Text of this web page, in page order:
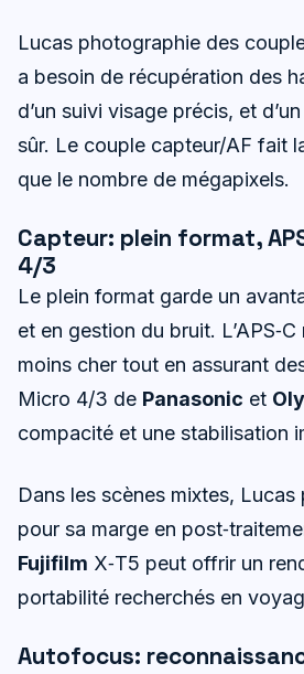
Lucas photographie des
a besoin de récupération des
d’un suivi visage précis, et
sûr. Le couple capteur/AF fait
que le nombre de mégapixels.
Capteur: plein format,
4/3
Le plein format garde un
et en gestion du bruit.
moins cher tout en assurant
Micro 4/3 de Panasonic et
compacité et une stabilisation
Dans les scènes mixtes, Lucas
pour sa marge en
Fujifilm X‑T5 peut offrir un
portabilité recherchés en
Autofocus: